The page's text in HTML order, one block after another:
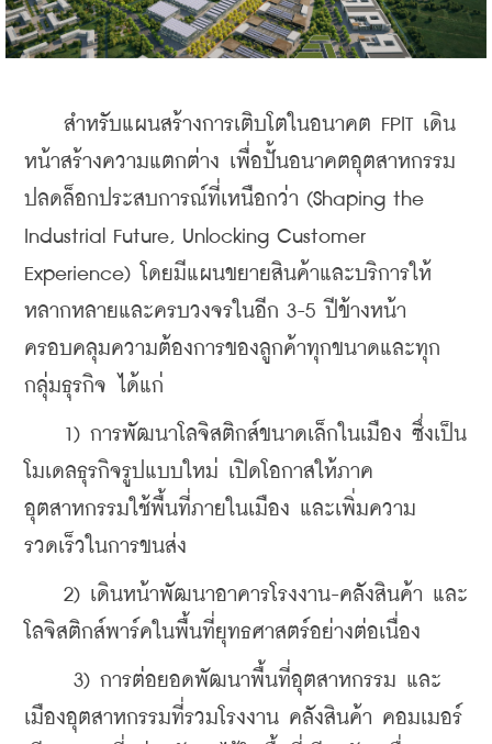
สำหรับแผนสร้างการเติบโตในอนาคต FPIT เดิน
หน้าสร้างความแตกต่าง เพื่อปั้นอนาคตอุตสาหกรรม
ปลดล็อกประสบการณ์ที่เหนือกว่า (Shaping the
Industrial Future, Unlocking Customer
Experience) โดยมีแผนขยายสินค้าและบริการให้
หลากหลายและครบวงจรในอีก 3-5 ปีข้างหน้า
ครอบคลุมความต้องการของลูกค้าทุกขนาดและทุก
กลุ่มธุรกิจ ได้แก่
1) การพัฒนาโลจิสติกส์ขนาดเล็กในเมือง ซึ่งเป็น
โมเดลธุรกิจรูปแบบใหม่ เปิดโอกาสให้ภาค
อุตสาหกรรมใช้พื้นที่ภายในเมือง และเพิ่มความ
รวดเร็วในการขนส่ง
2) เดินหน้าพัฒนาอาคารโรงงาน-คลังสินค้า และ
โลจิสติกส์พาร์คในพื้นที่ยุทธศาสตร์อย่างต่อเนื่อง
3) การต่อยอดพัฒนาพื้นที่อุตสาหกรรม และ
เมืองอุตสาหกรรมที่รวมโรงงาน คลังสินค้า คอมเมอร์